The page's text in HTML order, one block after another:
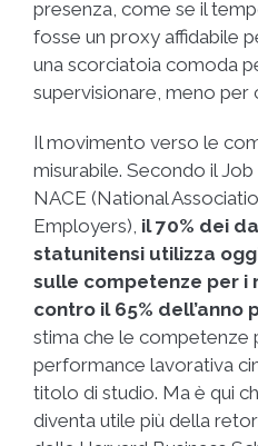
presenza, come se il
fosse un proxy affidabile
una scorciatoia comoda
supervisionare, meno per
Il movimento verso le
misurabile. Secondo il
NACE (National
Employers), il 70% dei
statunitensi utilizza
sulle competenze per i
contro il 65% dell’anno
stima che le competenze
performance lavorativa
titolo di studio. Ma è qui
diventa utile più della